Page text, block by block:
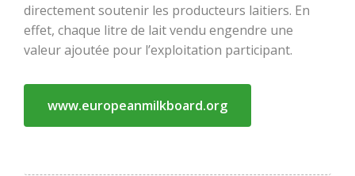
directement soutenir les producteurs laitiers. En
effet, chaque litre de lait vendu engendre une
valeur ajoutée pour l’exploitation participant.
www.europeanmilkboard.org